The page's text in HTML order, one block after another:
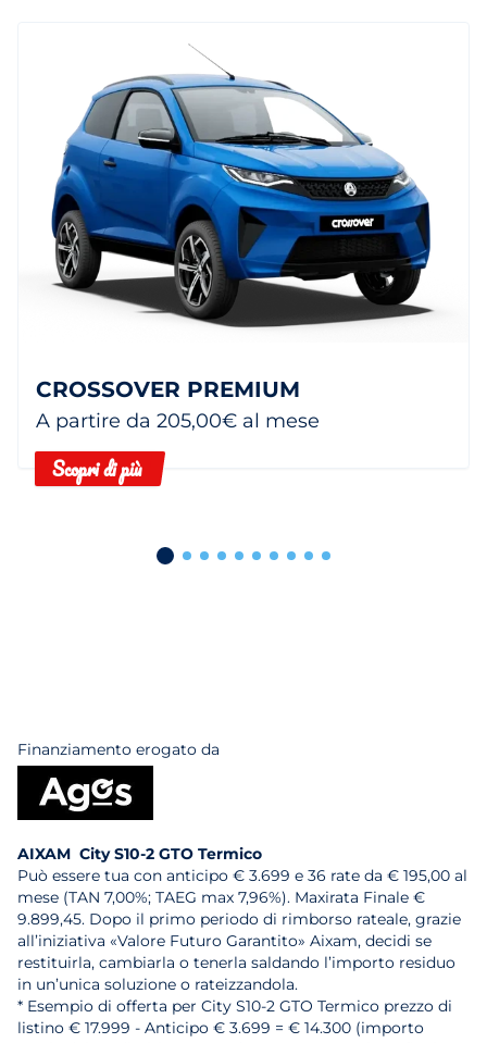
CROSSOVER PREMIUM
A partire da 205,00€ al mese
Scopri di più
Finanziamento erogato da
AIXAM City S10-2 GTO Termico
Può essere tua con anticipo € 3.699 e 36 rate da € 195,00 al
mese (TAN 7,00%; TAEG max 7,96%). Maxirata Finale €
9.899,45. Dopo il primo periodo di rimborso rateale, grazie
all’iniziativa «Valore Futuro Garantito» Aixam, decidi se
restituirla, cambiarla o tenerla saldando l’importo residuo
in un’unica soluzione o rateizzandola.
* Esempio di offerta per City S10-2 GTO Termico prezzo di
listino € 17.999 - Anticipo € 3.699 = € 14.300 (importo